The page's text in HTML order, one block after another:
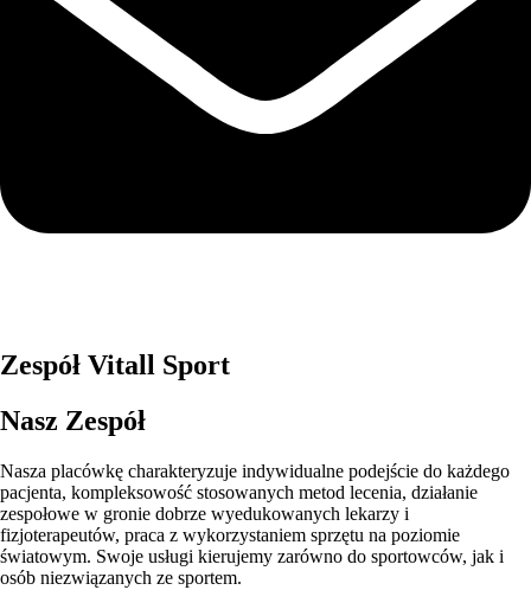
Zespół Vitall Sport
Nasz Zespół
Nasza placówkę charakteryzuje indywidualne podejście do każdego
pacjenta, kompleksowość stosowanych metod lecenia, działanie
zespołowe w gronie dobrze wyedukowanych lekarzy i
fizjoterapeutów, praca z wykorzystaniem sprzętu na poziomie
światowym. Swoje usługi kierujemy zarówno do sportowców, jak i
osób niezwiązanych ze sportem.